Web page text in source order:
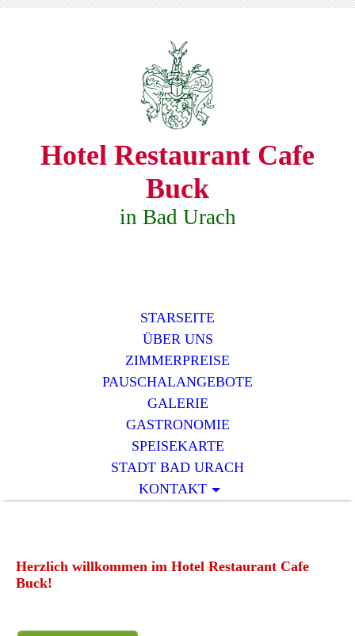
Hotel Restaurant Cafe
Buck
in Bad Urach
STARSEITE
ÜBER UNS
ZIMMERPREISE
PAUSCHALANGEBOTE
GALERIE
GASTRONOMIE
SPEISEKARTE
STADT BAD URACH
KONTAKT
Herzlich willkommen im Hotel Restaurant Cafe
Buck!